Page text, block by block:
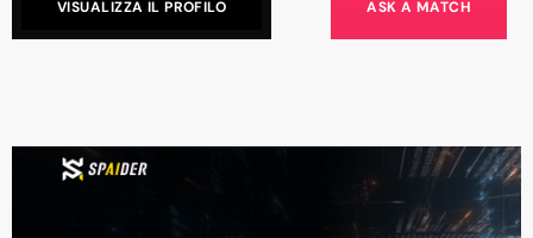
VISUALIZZA IL PROFILO ASK A MATCH